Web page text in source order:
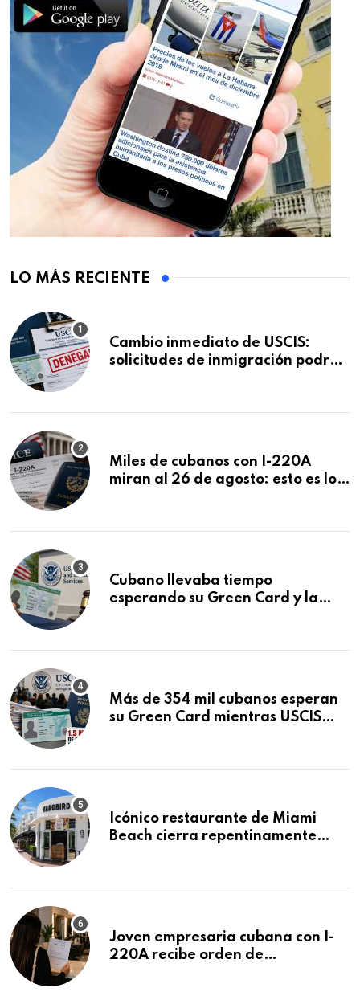
LO MÁS RECIENTE
Cambio inmediato de USCIS:
solicitudes de inmigración podrán
Miles de cubanos con I-220A
miran al 26 de agosto: esto es lo
Cubano llevaba tiempo
esperando su Green Card y la
Más de 354 mil cubanos esperan
su Green Card mientras USCIS
Icónico restaurante de Miami
Beach cierra repentinamente
Joven empresaria cubana con I-
220A recibe orden de